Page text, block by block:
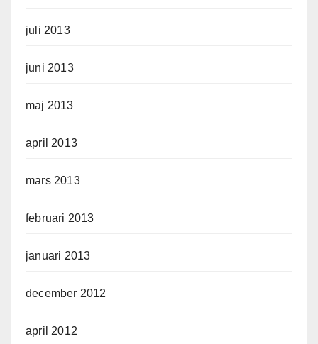
juli 2013
juni 2013
maj 2013
april 2013
mars 2013
februari 2013
januari 2013
december 2012
april 2012